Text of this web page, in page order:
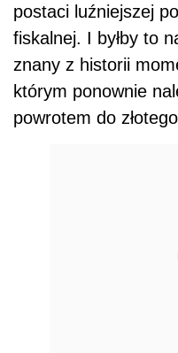
postaci luźniejszej
fiskalnej. I byłby to
znany z historii
którym ponownie
powrotem do